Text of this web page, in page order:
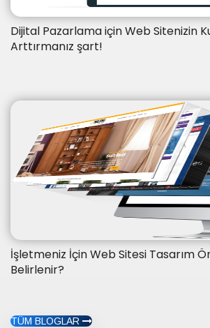
Dijital Pazarlama için Web Sitenizin
Arttırmanız şart!
İşletmeniz İçin Web Sitesi Tasarım
Belirlenir?
TÜM BLOGLAR